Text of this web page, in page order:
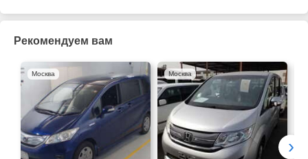
Рекомендуем вам
Москва Москва
›